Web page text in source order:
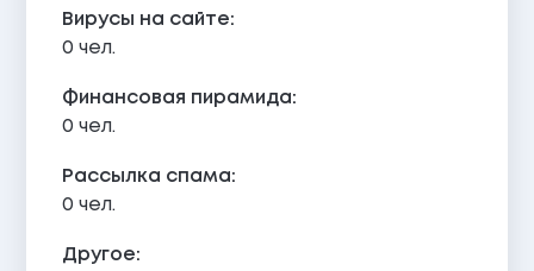
Вирусы на сайте:
0 чел.
Финансовая пирамида:
0 чел.
Рассылка спама:
0 чел.
Другое: